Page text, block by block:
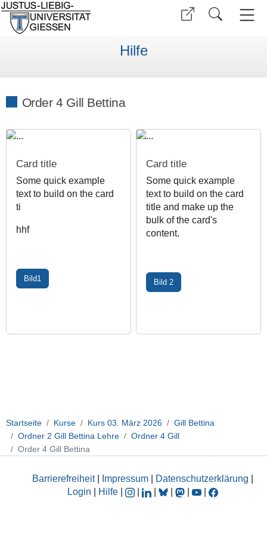
Hilfe
Order 4 Gill Bettina
Card title
Some quick example
text to build on the card
ti
hhf
Bild1
Card title
Some quick example
text to build on the card
title and make up the
bulk of the card's
content.
Bild 2
Startseite Kurse Kurs 03. März 2026
Gill Bettina
Ordner 2 Gill Bettina Lehre
Ordner 4 Gill
Order 4 Gill Bettina
Barrierefreiheit| Impressum Datenschutzerklärung
Login
Hilfe